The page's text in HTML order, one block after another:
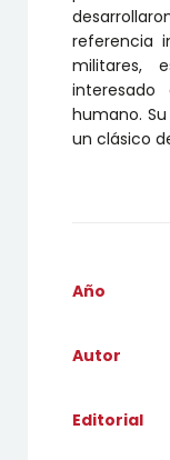
referencia
militares,
humano.
un clásico
Año
Autor
Editorial